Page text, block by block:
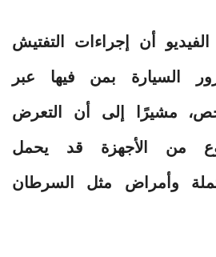
أن إجراءات التفتيش
السيارة بمن فيها عبر
مشيرًا إلى أن التعرض
من الأجهزة قد يحمل
وأمراض مثل السرطان